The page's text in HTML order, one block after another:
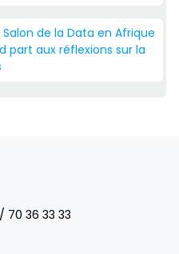
de la Data en Afrique
part aux réflexions sur la
70 36 33 33